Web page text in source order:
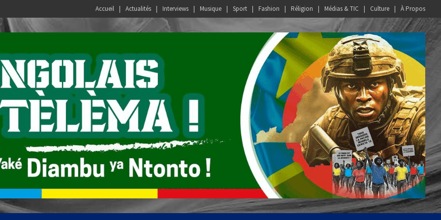
Accueil Actualités Interviews Musique Sport Fashion Réligion Médias & TIC Culture À Propos